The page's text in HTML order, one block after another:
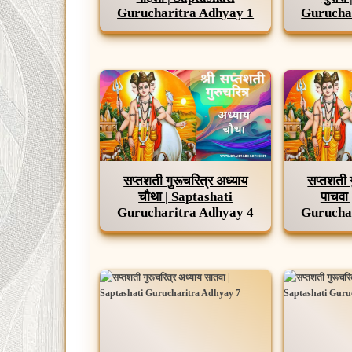
Gurucharitra Adhyay 1
सप्तशती गुरूचरित्र अध्याय
चौथा | Saptashati
Gurucharitra Adhyay 4
सप्तशती